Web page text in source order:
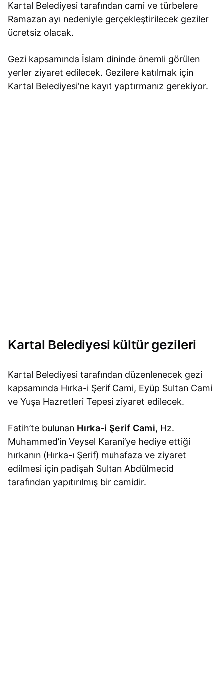
Kartal Belediyesi tarafından cami ve türbelere
Ramazan ayı nedeniyle gerçekleştirilecek geziler
ücretsiz olacak.
Gezi kapsamında İslam dininde önemli görülen
yerler ziyaret edilecek. Gezilere katılmak için
Kartal Belediyesi’ne kayıt yaptırmanız gerekiyor.
Kartal Belediyesi kültür gezileri
Kartal Belediyesi tarafından düzenlenecek gezi
kapsamında Hırka-i Şerif Cami, Eyüp Sultan Cami
ve Yuşa Hazretleri Tepesi ziyaret edilecek.
Fatih’te bulunan Hırka-i Şerif Cami, Hz.
Muhammed’in Veysel Karani’ye hediye ettiği
hırkanın (Hırka-ı Şerif) muhafaza ve ziyaret
edilmesi için padişah Sultan Abdülmecid
tarafından yapıtırılmış bir camidir.